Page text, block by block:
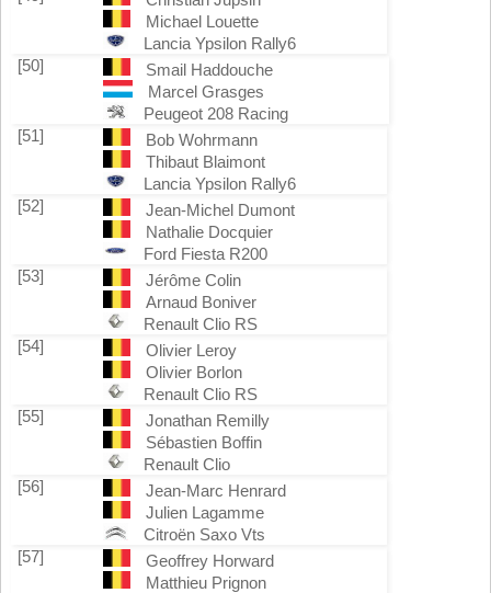
Michael Louette
Lancia Ypsilon Rally6
[50]
Smail Haddouche
Marcel Grasges
Peugeot 208 Racing
[51]
Bob Wohrmann
Thibaut Blaimont
Lancia Ypsilon Rally6
[52]
Jean-Michel Dumont
Nathalie Docquier
Ford Fiesta R200
[53]
Jérôme Colin
Arnaud Boniver
Renault Clio RS
[54]
Olivier Leroy
Olivier Borlon
Renault Clio RS
[55]
Jonathan Remilly
Sébastien Boffin
Renault Clio
[56]
Jean-Marc Henrard
Julien Lagamme
Citroën Saxo Vts
[57]
Geoffrey Horward
Matthieu Prignon